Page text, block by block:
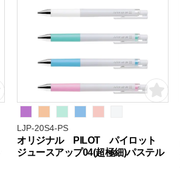
LJP-20S4-PS
オリジナル PILOT パイロット
ジュースアップ04(超極細)パステル